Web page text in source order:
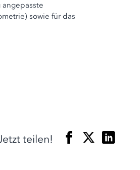
sowie für das
teilen!